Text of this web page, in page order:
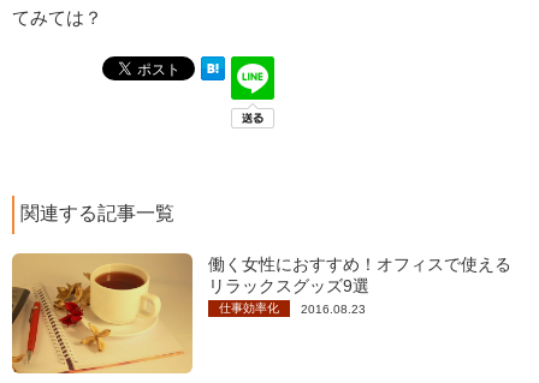
てみては？
関連する記事一覧
働く女性におすすめ！オフィスで使える
リラックスグッズ9選
仕事効率化 2016.08.23